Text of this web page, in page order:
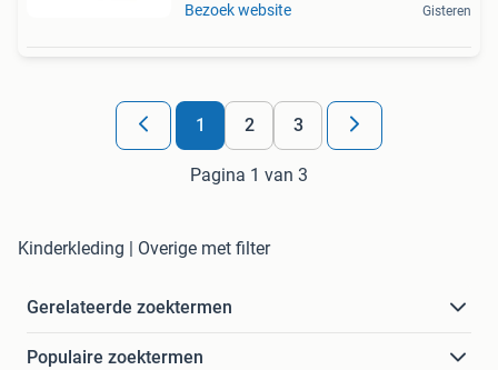
Bezoek website Gisteren
1 2 3
Pagina 1 van 3
Kinderkleding | Overige met filter
Gerelateerde zoektermen
Populaire zoektermen